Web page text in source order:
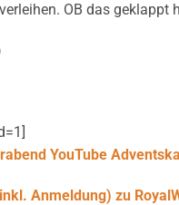
OB das geklappt
YouTube
Anmeldung) zu